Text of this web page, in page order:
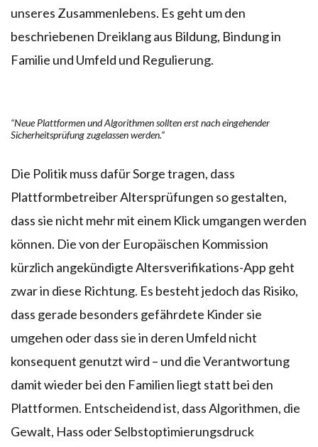
unseres Zusammenlebens. Es geht um den
beschriebenen Dreiklang aus Bildung, Bindung in
Familie und Umfeld und Regulierung.
“Neue Plattformen und Algorithmen sollten erst nach eingehender
Sicherheitsprüfung zugelassen werden.”
Die Politik muss dafür Sorge tragen, dass
Plattformbetreiber Altersprüfungen so gestalten,
dass sie nicht mehr mit einem Klick umgangen werden
können. Die von der Europäischen Kommission
kürzlich angekündigte Altersverifikations-App geht
zwar in diese Richtung. Es besteht jedoch das Risiko,
dass gerade besonders gefährdete Kinder sie
umgehen oder dass sie in deren Umfeld nicht
konsequent genutzt wird – und die Verantwortung
damit wieder bei den Familien liegt statt bei den
Plattformen. Entscheidend ist, dass Algorithmen, die
Gewalt, Hass oder Selbstoptimierungsdruck